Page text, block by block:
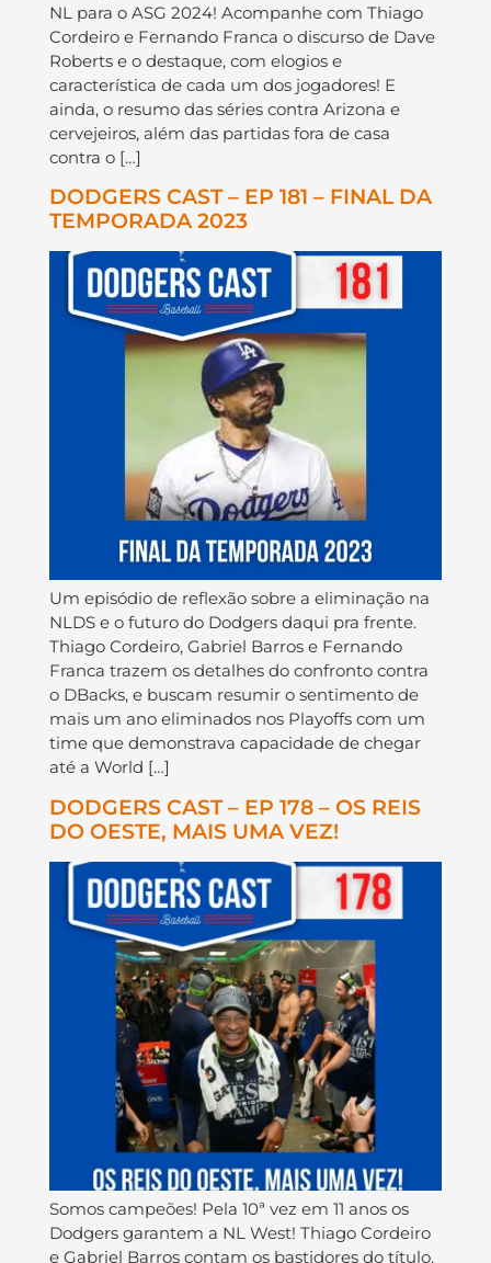
NL para o ASG 2024! Acompanhe com Thiago
Cordeiro e Fernando Franca o discurso de Dave
Roberts e o destaque, com elogios e
característica de cada um dos jogadores! E
ainda, o resumo das séries contra Arizona e
cervejeiros, além das partidas fora de casa
contra o […]
DODGERS CAST – EP 181 – FINAL DA
TEMPORADA 2023
Um episódio de reflexão sobre a eliminação na
NLDS e o futuro do Dodgers daqui pra frente.
Thiago Cordeiro, Gabriel Barros e Fernando
Franca trazem os detalhes do confronto contra
o DBacks, e buscam resumir o sentimento de
mais um ano eliminados nos Playoffs com um
time que demonstrava capacidade de chegar
até a World […]
DODGERS CAST – EP 178 – OS REIS
DO OESTE, MAIS UMA VEZ!
Somos campeões! Pela 10ª vez em 11 anos os
Dodgers garantem a NL West! Thiago Cordeiro
e Gabriel Barros contam os bastidores do título,